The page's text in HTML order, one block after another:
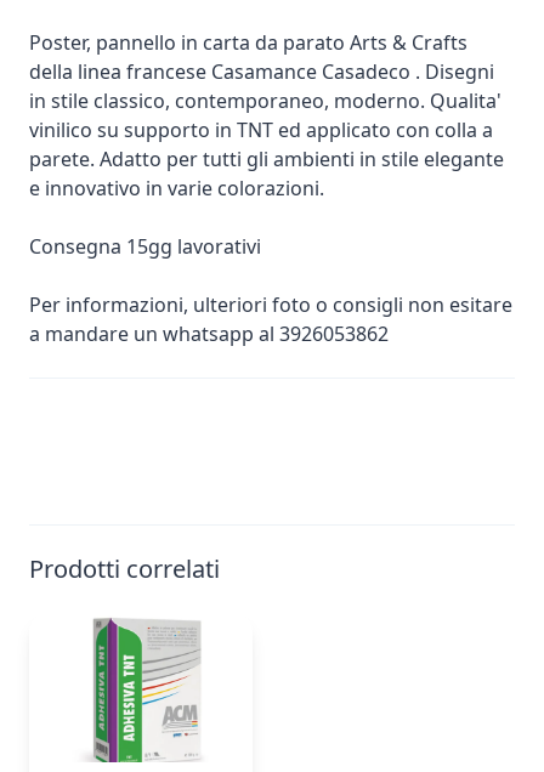
Poster, pannello in carta da parato Arts & Crafts
della linea francese Casamance Casadeco . Disegni
in stile classico, contemporaneo, moderno. Qualita'
vinilico su supporto in TNT ed applicato con colla a
parete. Adatto per tutti gli ambienti in stile elegante
e innovativo in varie colorazioni.
Consegna 15gg lavorativi
Per informazioni, ulteriori foto o consigli non esitare
a mandare un whatsapp al 3926053862
Prodotti correlati